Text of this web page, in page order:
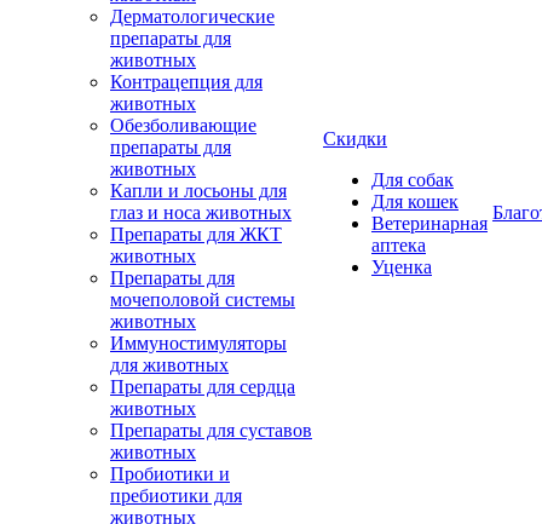
Дерматологические
препараты для
животных
Контрацепция для
животных
Обезболивающие
препараты для
животных
Капли и лосьоны для
глаз и носа животных
Препараты для ЖКТ
животных
Препараты для
мочеполовой системы
животных
Иммуностимуляторы
для животных
Препараты для сердца
животных
Препараты для суставов
животных
Пробиотики и
пребиотики для
животных
Скидки
Для собак
Для кошек
Ветеринарная
аптека
Уценка